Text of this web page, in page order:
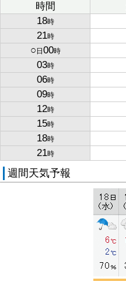
時間
18時
21時
○ 日 00時
03時
06時
09時
12時
15時
18時
21時
週間天気予報